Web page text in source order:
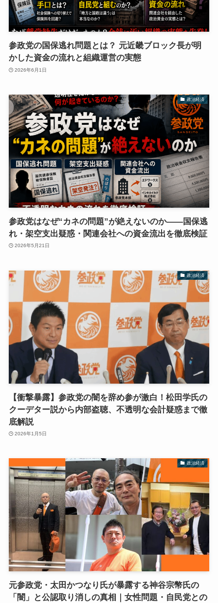
参政党の国保逃れ問題とは？ 元近畿ブロック長が明
かした資金の流れと組織運営の実態
2026年6月1日
政治経済
参政党はなぜ“カネの問題”が絶えないのか――国保逃
れ・架空支出疑惑・関連会社への資金流出を徹底検証
2026年5月21日
政治経済
【衝撃暴露】参政党の闇を辞め参が激白！松田学氏の
クーデター説から内部盗聴、不透明な会計疑惑まで徹
底解説
2026年1月5日
政治経済
元参政党・太田かつなり氏が暴露する神谷宗幣氏の
「闇」と公認取り消しの真相｜女性問題・自民党との